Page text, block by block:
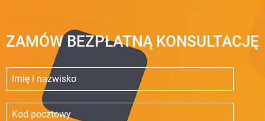
ZAMÓW BEZPŁATNĄ KONSULTACJĘ